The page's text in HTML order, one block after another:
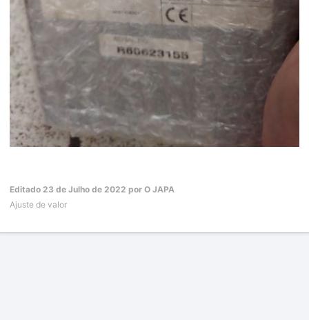
Editado 23 de Julho de 2022 por O JAPA
Ajuste de valor